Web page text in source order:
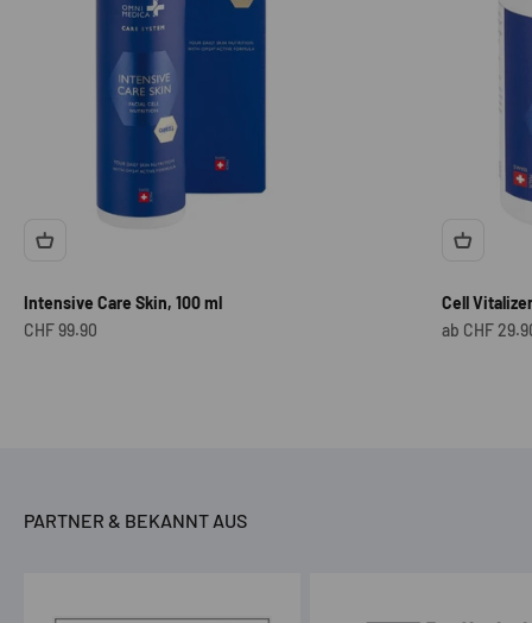
Intensive Care Skin, 100 ml
Angebot
CHF 99.90
Cell
Angebot
ab CHF
PARTNER & BEKANNT AUS